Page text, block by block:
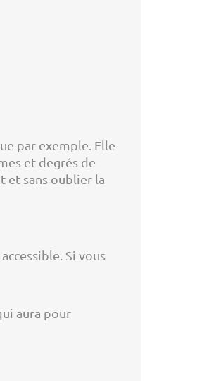
par exemple. Elle
et degrés de
et sans oublier la
Si vous
aura pour